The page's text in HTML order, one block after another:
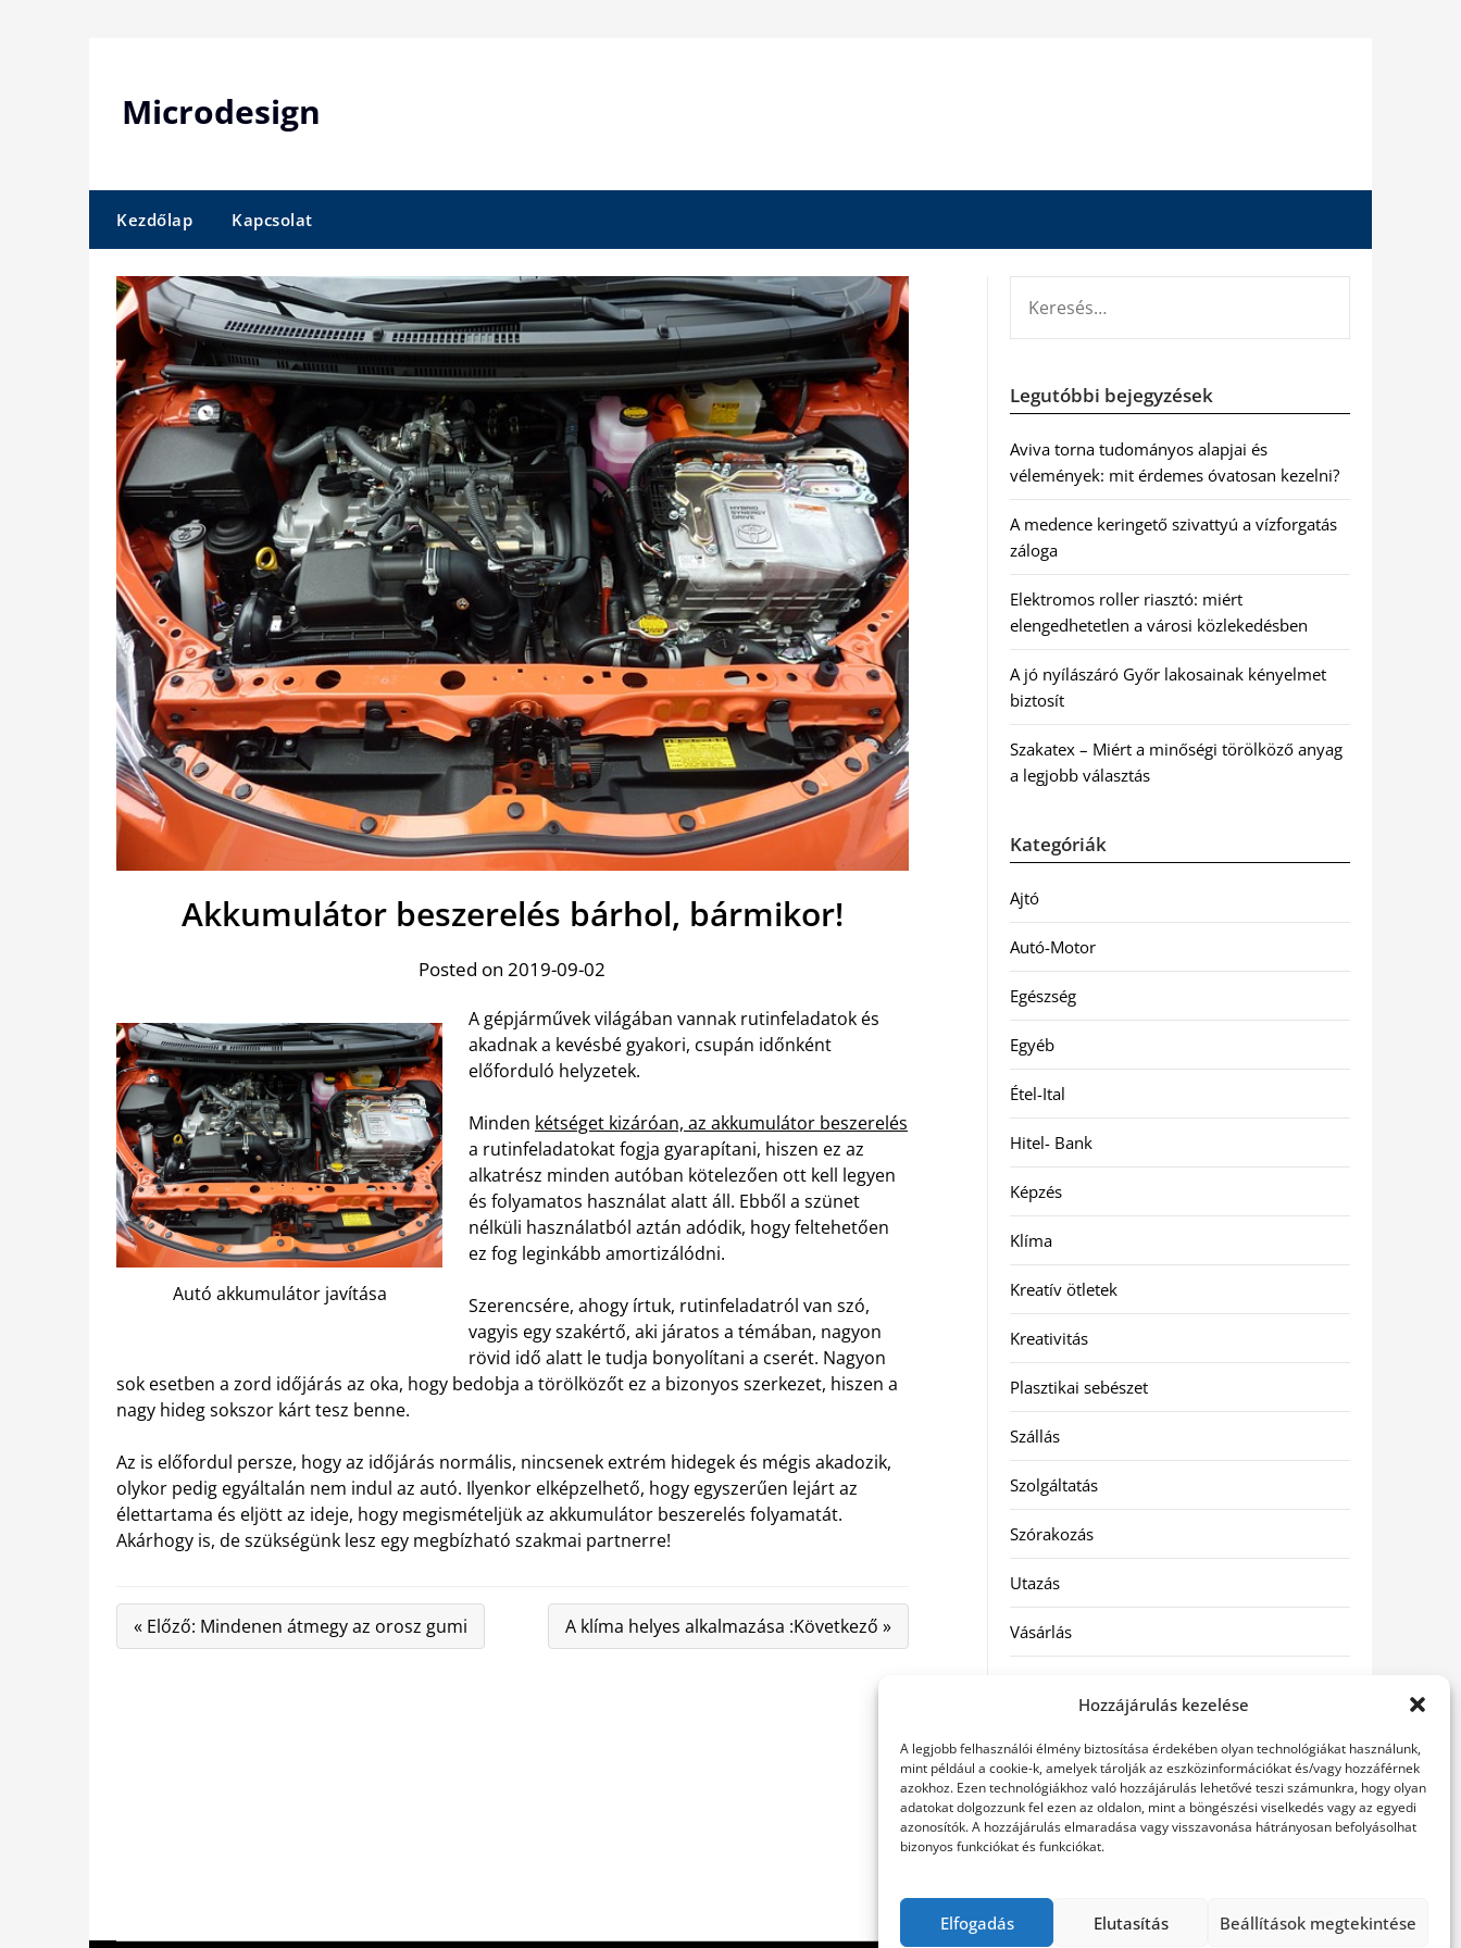
Hozzájárulás kezelése
A legjobb felhasználói élmény biztosítása érdekében olyan technológiákat használunk,
mint például a cookie-k, amelyek tárolják az eszközinformációkat és/vagy hozzáférnek
azokhoz. Ezen technológiákhoz való hozzájárulás lehetővé teszi számunkra, hogy olyan
adatokat dolgozzunk fel ezen az oldalon, mint a böngészési viselkedés vagy az egyedi
azonosítók. A hozzájárulás elmaradása vagy visszavonása hátrányosan befolyásolhat
bizonyos funkciókat és funkciókat.
Elfogadás Elutasítás Beállítások megtekintése
Microdesign
Kezdőlap Kapcsolat
Akkumulátor beszerelés bárhol, bármikor!
Posted on 2019-09-02
Autó akkumulátor javítása
A gépjárművek világában vannak rutinfeladatok és
akadnak a kevésbé gyakori, csupán időnként
előforduló helyzetek.
Minden kétséget kizáróan, az akkumulátor beszerelés
a rutinfeladatokat fogja gyarapítani, hiszen ez az
alkatrész minden autóban kötelezően ott kell legyen
és folyamatos használat alatt áll. Ebből a szünet
nélküli használatból aztán adódik, hogy feltehetően
ez fog leginkább amortizálódni.
Szerencsére, ahogy írtuk, rutinfeladatról van szó,
vagyis egy szakértő, aki járatos a témában, nagyon
rövid idő alatt le tudja bonyolítani a cserét. Nagyon
sok esetben a zord időjárás az oka, hogy bedobja a törölközőt ez a bizonyos szerkezet, hiszen a
nagy hideg sokszor kárt tesz benne.
Az is előfordul persze, hogy az időjárás normális, nincsenek extrém hidegek és mégis akadozik,
olykor pedig egyáltalán nem indul az autó. Ilyenkor elképzelhető, hogy egyszerűen lejárt az
élettartama és eljött az ideje, hogy megismételjük az akkumulátor beszerelés folyamatát.
Akárhogy is, de szükségünk lesz egy megbízható szakmai partnerre!
« Előző: Mindenen átmegy az orosz gumi A klíma helyes alkalmazása :Következő »
Legutóbbi bejegyzések
Aviva torna tudományos alapjai és
vélemények: mit érdemes óvatosan kezelni?
A medence keringető szivattyú a vízforgatás
záloga
Elektromos roller riasztó: miért
elengedhetetlen a városi közlekedésben
A jó nyílászáró Győr lakosainak kényelmet
biztosít
Szakatex – Miért a minőségi törölköző anyag
a legjobb választás
Kategóriák
Ajtó
Autó-Motor
Egészség
Egyéb
Étel-Ital
Hitel- Bank
Képzés
Klíma
Kreatív ötletek
Kreativitás
Plasztikai sebészet
Szállás
Szolgáltatás
Szórakozás
Utazás
Vásárlás
Címkék
hátfájás kezelése